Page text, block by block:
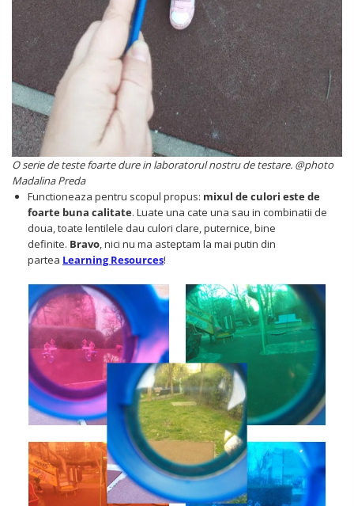
O serie de teste foarte dure in laboratorul nostru de testare. @photo
Madalina Preda
Functioneaza pentru scopul propus: mixul de culori este de
foarte buna calitate. Luate una cate una sau in combinatii de
doua, toate lentilele dau culori clare, puternice, bine
definite. Bravo , nici nu ma asteptam la mai putin din
partea Learning Resources!